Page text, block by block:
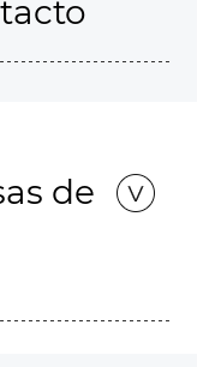
de